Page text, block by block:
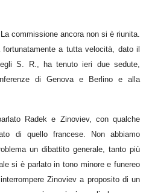
commissione ancora non si è riunita.
fortunatamente a tutta velocità, dato il
S. R., ha tenuto ieri due sedute,
di Genova e Berlino e alla
Radek e Zinoviev, con qualche
di quello francese. Non abbiamo
un dibattito generale, tanto più
si è parlato in tono minore e funereo
Zinoviev a proposito di un